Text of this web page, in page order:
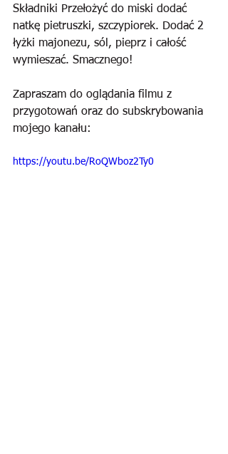
Składniki Przełożyć do miski dodać
natkę pietruszki, szczypiorek. Dodać 2
łyżki majonezu, sól, pieprz i całość
wymieszać. Smacznego!
Zapraszam do oglądania filmu z
przygotowań oraz do subskrybowania
mojego kanału:
https://youtu.be/RoQWboz2Ty0